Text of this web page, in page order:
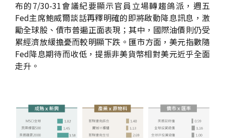
布的7/30-31會議紀要顯示官員立場轉趨鴿派，週五
Fed主席鮑威爾談話再釋明確的即將啟動降息訊息，激
勵全球股、債市普遍正面表現；其中，國際油價則仍受
累經濟放緩擔憂而較明顯下跌。匯市方面，美元指數隨
Fed降息期待而收低，提振非美貨幣相對美元近乎全面
走升。